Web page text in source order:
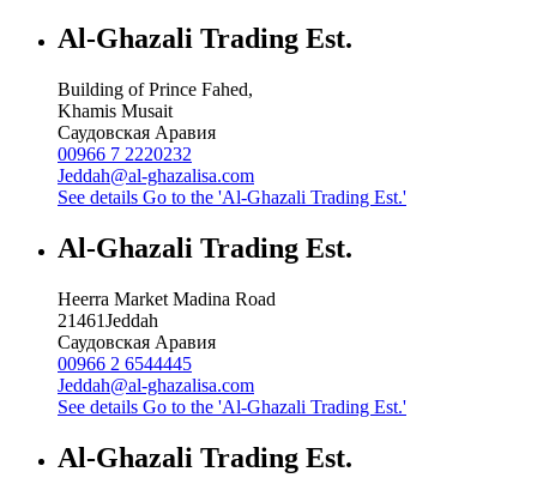
Al-Ghazali Trading Est.
Building of Prince Fahed,
Khamis Musait
Саудовская Аравия
00966 7 2220232
Jeddah@al-ghazalisa.com
See details Go to the 'Al-Ghazali Trading Est.'
Al-Ghazali Trading Est.
Heerra Market Madina Road
21461Jeddah
Саудовская Аравия
00966 2 6544445
Jeddah@al-ghazalisa.com
See details Go to the 'Al-Ghazali Trading Est.'
Al-Ghazali Trading Est.